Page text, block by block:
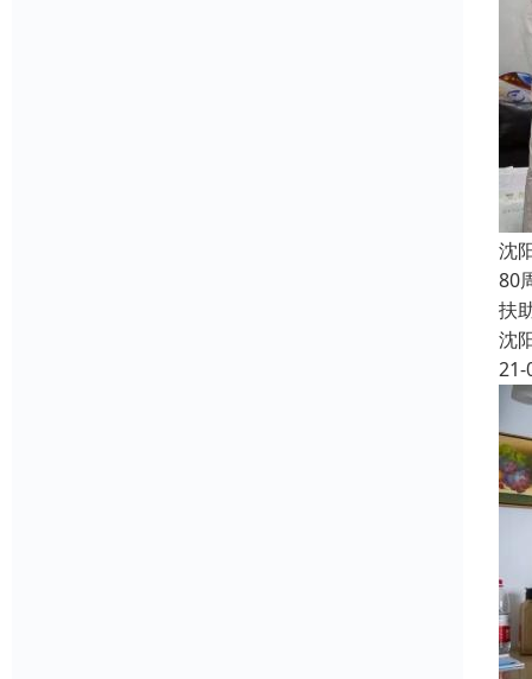
沈
80
扶
沈
21-